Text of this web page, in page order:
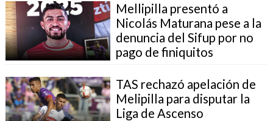
Mellipilla presentó a
Nicolás Maturana pese a la
denuncia del Sifup por no
pago de finiquitos
TAS rechazó apelación de
Melipilla para disputar la
Liga de Ascenso